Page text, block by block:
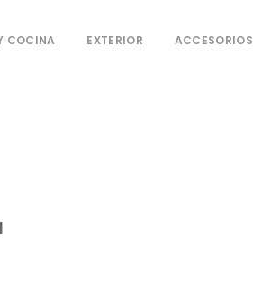
COCINA EXTERIOR ACCESORIOS